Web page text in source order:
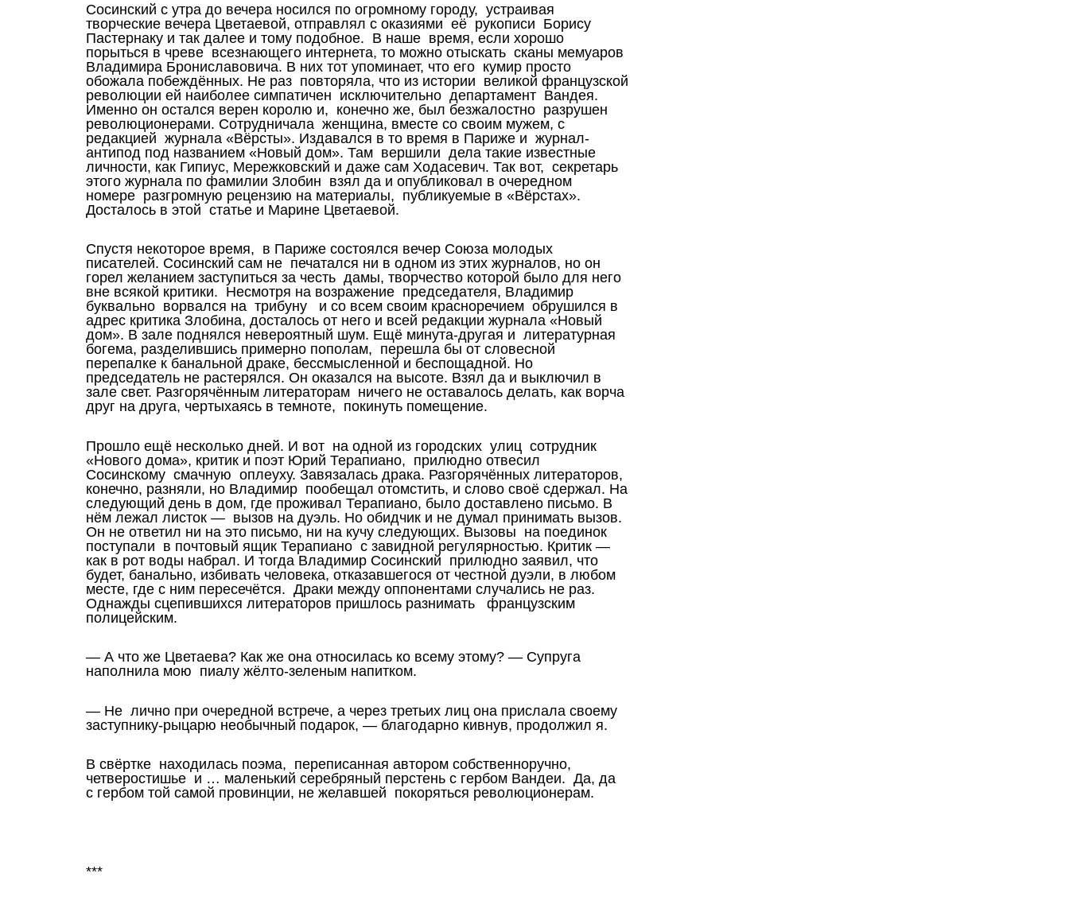
Сосинский с утра до вечера носился по огромному городу, устраивая
творческие вечера Цветаевой, отправлял с оказиями её рукописи Борису
Пастернаку и так далее и тому подобное. В наше время, если хорошо
порыться в чреве всезнающего интернета, то можно отыскать сканы мемуаров
Владимира Брониславовича. В них тот упоминает, что его кумир просто
обожала побеждённых. Не раз повторяла, что из истории великой французской
революции ей наиболее симпатичен исключительно департамент Вандея.
Именно он остался верен королю и, конечно же, был безжалостно разрушен
революционерами. Сотрудничала женщина, вместе со своим мужем, с
редакцией журнала «Вёрсты». Издавался в то время в Париже и журнал-
антипод под названием «Новый дом». Там вершили дела такие известные
личности, как Гипиус, Мережковский и даже сам Ходасевич. Так вот, секретарь
этого журнала по фамилии Злобин взял да и опубликовал в очередном
номере разгромную рецензию на материалы, публикуемые в «Вёрстах».
Досталось в этой статье и Марине Цветаевой.
Спустя некоторое время, в Париже состоялся вечер Союза молодых
писателей. Сосинский сам не печатался ни в одном из этих журналов, но он
горел желанием заступиться за честь дамы, творчество которой было для него
вне всякой критики. Несмотря на возражение председателя, Владимир
буквально ворвался на трибуну и со всем своим красноречием обрушился в
адрес критика Злобина, досталось от него и всей редакции журнала «Новый
дом». В зале поднялся невероятный шум. Ещё минута-другая и литературная
богема, разделившись примерно пополам, перешла бы от словесной
перепалке к банальной драке, бессмысленной и беспощадной. Но
председатель не растерялся. Он оказался на высоте. Взял да и выключил в
зале свет. Разгорячённым литераторам ничего не оставалось делать, как ворча
друг на друга, чертыхаясь в темноте, покинуть помещение.
Прошло ещё несколько дней. И вот на одной из городских улиц сотрудник
«Нового дома», критик и поэт Юрий Терапиано, прилюдно отвесил
Сосинскому смачную оплеуху. Завязалась драка. Разгорячённых литераторов,
конечно, разняли, но Владимир пообещал отомстить, и слово своё сдержал. На
следующий день в дом, где проживал Терапиано, было доставлено письмо. В
нём лежал листок — вызов на дуэль. Но обидчик и не думал принимать вызов.
Он не ответил ни на это письмо, ни на кучу следующих. Вызовы на поединок
поступали в почтовый ящик Терапиано с завидной регулярностью. Критик —
как в рот воды набрал. И тогда Владимир Сосинский прилюдно заявил, что
будет, банально, избивать человека, отказавшегося от честной дуэли, в любом
месте, где с ним пересечётся. Драки между оппонентами случались не раз.
Однажды сцепившихся литераторов пришлось разнимать французским
полицейским.
— А что же Цветаева? Как же она относилась ко всему этому? — Супруга
наполнила мою пиалу жёлто-зеленым напитком.
— Не лично при очередной встрече, а через третьих лиц она прислала своему
заступнику-рыцарю необычный подарок, — благодарно кивнув, продолжил я.
В свёртке находилась поэма, переписанная автором собственноручно,
четверостишье и … маленький серебряный перстень с гербом Вандеи. Да, да
с гербом той самой провинции, не желавшей покоряться революционерам.
***